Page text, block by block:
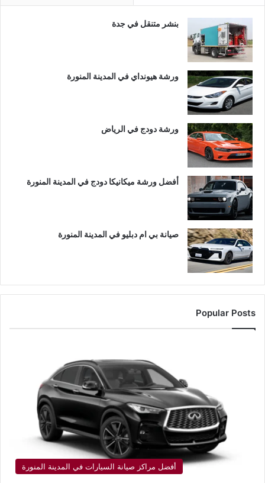
بنشر متنقل في جدة
ورشة هيونداي في المدينة المنورة
ورشة دودج في الرياض
أفضل ورشة ميكانيكا دودج في المدينة المنورة
صيانة بي ام دبليو في المدينة المنورة
Popular Posts
أفضل مراكز صيانة السيارات في المدينة المنورة